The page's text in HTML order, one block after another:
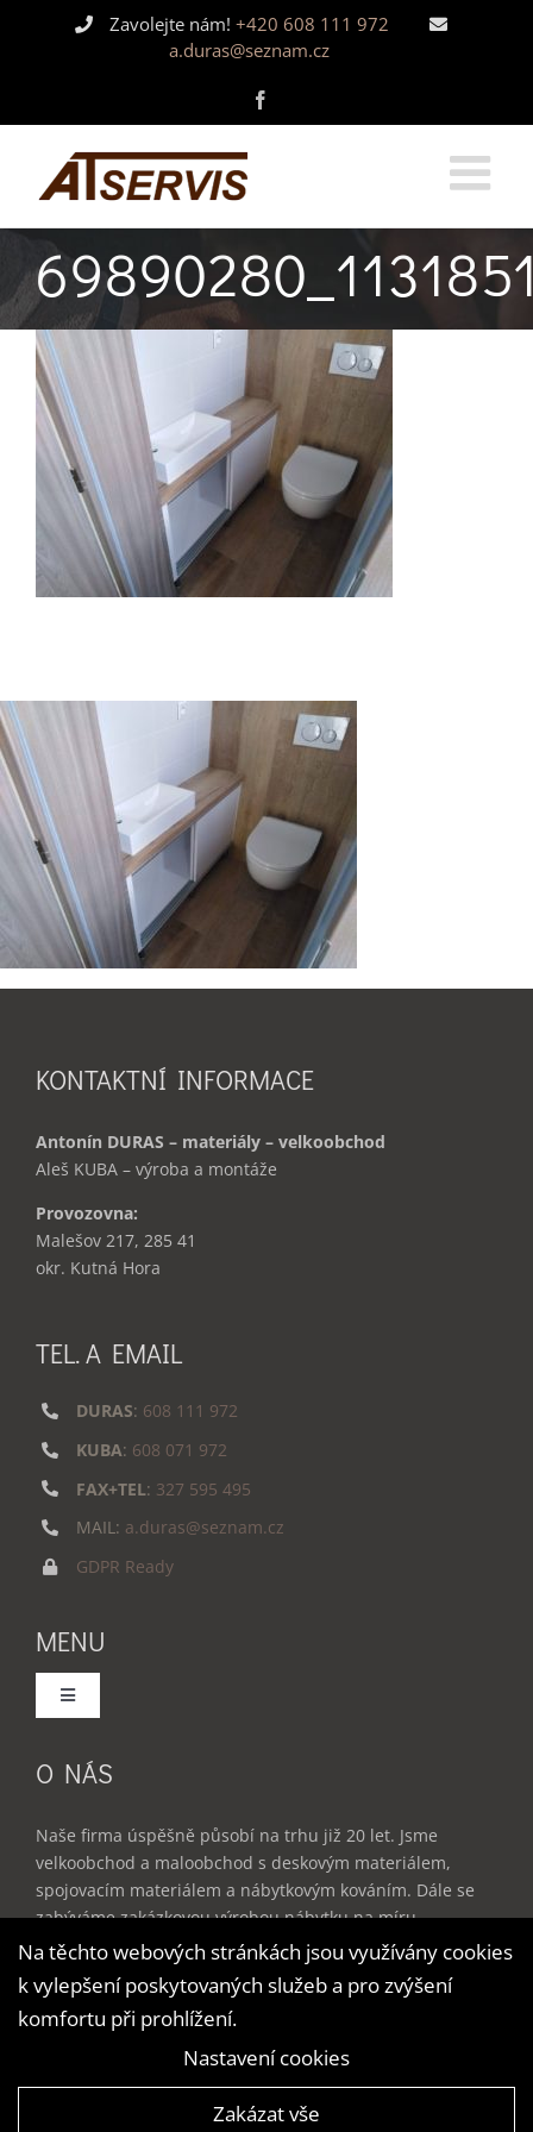
Zavolejte nám! +420 608 111 972
a.duras@seznam.cz
KONTAKTNÍ INFORMACE
Antonín DURAS – materiály – velkoobchod
Aleš KUBA – výroba a montáže
Provozovna:
Malešov 217, 285 41
okr. Kutná Hora
TEL. A EMAIL
DURAS: 608 111 972
KUBA: 608 071 972
FAX+TEL: 327 595 495
MAIL: a.duras@seznam.cz
GDPR Ready
MENU
Toggle
Služby
Produkty
Reference
O NÁS
Naše firma úspěšně působí na trhu již 20 let. Jsme
velkoobchod a maloobchod s deskovým materiálem,
spojovacím materiálem a nábytkovým kováním. Dále se
zabýváme zakázkovou výrobou nábytku na míru –
kuchyňské linky, vestavěné skříně, dětské a studentské
pokoje, obývací stěny, kancelářský nábytek a doplňky do
bytu.
Na těchto webových stránkách jsou využívány cookies
k vylepšení poskytovaných služeb a pro zvýšení
komfortu při prohlížení.
Nastavení cookies
Zakázat vše